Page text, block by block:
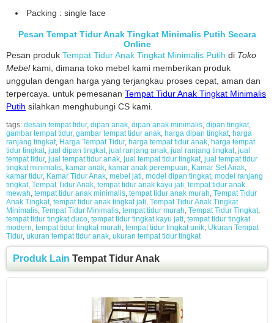
Packing : single face
Pesan Tempat Tidur Anak Tingkat Minimalis Putih Secara
Online
Pesan produk Tempat Tidur Anak Tingkat Minimalis Putih di Toko
Mebelkami, dimana toko mebel kami memberikan produk
unggulan dengan harga yang terjangkau proses cepat, aman dan
terpercaya. untuk pemesanan Tempat Tidur Anak Tingkat Minimalis
Putih silahkan menghubungi CS kami.
tags: desain tempat tidur, dipan anak, dipan anak minimalis, dipan tingkat,
gambar tempat tidur, gambar tempat tidur anak, harga dipan tingkat, harga
ranjang tingkat, Harga Tempat Tidur, harga tempat tidur anak, harga tempat
tidur tingkat, jual dipan tingkat, jual ranjang anak, jual ranjang tingkat, jual
tempat tidur, jual tempat tidur anak, jual tempat tidur tingkat, jual tempat tidur
tingkat minimalis, kamar anak, kamar anak perempuan, Kamar Set Anak,
kamar tidur, Kamar Tidur Anak, mebel jati, model dipan tingkat, model ranjang
tingkat, Tempat Tidur Anak, tempat tidur anak kayu jati, tempat tidur anak
mewah, tempat tidur anak minimalis, tempat tidur anak murah, Tempat Tidur
Anak Tingkat, tempat tidur anak tingkat jati, Tempat Tidur Anak Tingkat
Minimalis, Tempat Tidur Minimalis, tempat tidur murah, Tempat Tidur Tingkat,
tempat tidur tingkat duco, tempat tidur tingkat kayu jati, tempat tidur tingkat
modern, tempat tidur tingkat murah, tempat tidur tingkat unik, Ukuran Tempat
Tidur, ukuran tempat tidur anak, ukuran tempat tidur tingkat
Produk Lain Tempat Tidur Anak